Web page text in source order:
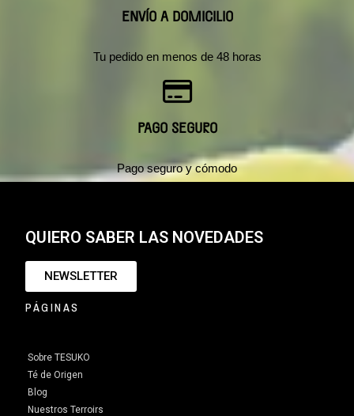
ENVÍO A DOMICILIO
Tu pedido en menos de 48 horas
PAGO SEGURO
Pago seguro y cómodo
QUIERO SABER LAS NOVEDADES
NEWSLETTER
PÁGINAS
Sobre TESUKO
Té de Origen
Blog
Nuestros Terroirs